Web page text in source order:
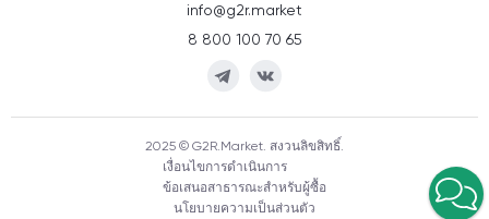
info@g2r.market
8 800 100 70 65
2025 © G2R.Market. สงวนลิขสิทธิ์.
เงื่อนไขการดำเนินการ
ข้อเสนอสาธารณะสำหรับผู้ซื้อ
นโยบายความเป็นส่วนตัว